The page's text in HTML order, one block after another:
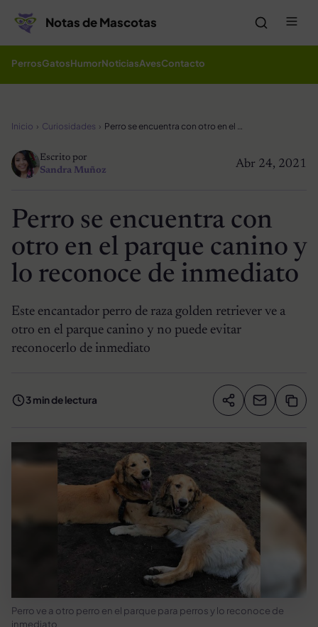
Notas de Mascotas
PerrosGatosHumorNoticiasAvesContacto
Inicio Curiosidades Perro se encuentra con otro en el parque canino y lo reconoce de inmediato
Abr 24, 2021
Escrito por
Sandra Muñoz
Perro se encuentra con
otro en el parque canino y
lo reconoce de inmediato
Este encantador perro de raza golden retriever ve a
otro en el parque canino y no puede evitar
reconocerlo de inmediato
3 min de lectura Compartir
Perro ve a otro perro en el parque para perros y lo reconoce de
inmediato